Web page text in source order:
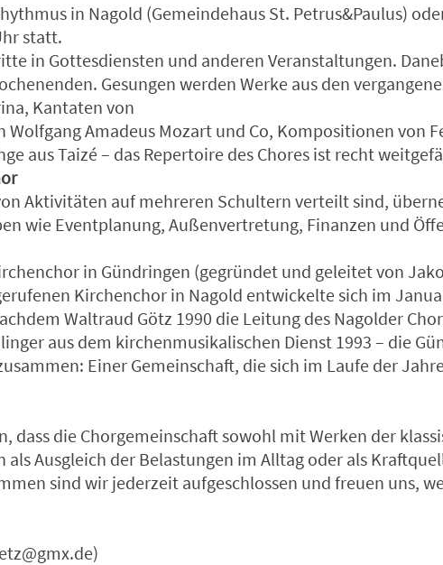
in Nagold (Gemeindehaus St. Petrus&Paulus)
statt.
in Gottesdiensten und anderen Veranstaltungen.
Gesungen werden Werke aus den
Kantaten von
Amadeus Mozart und Co, Kompositionen von
aus Taizé – das Repertoire des Chores ist recht
Aktivitäten auf mehreren Schultern verteilt sind,
wie Eventplanung, Außenvertretung, Finanzen und
in Gündringen (gegründet und geleitet von
Kirchenchor in Nagold entwickelte sich im
Waltraud Götz 1990 die Leitung des Nagolder
aus dem kirchenmusikalischen Dienst 1993 – die
Einer Gemeinschaft, die sich im Laufe der
dass die Chorgemeinschaft sowohl mit Werken der
als Ausgleich der Belastungen im Alltag oder als
sind wir jederzeit aufgeschlossen und freuen uns,